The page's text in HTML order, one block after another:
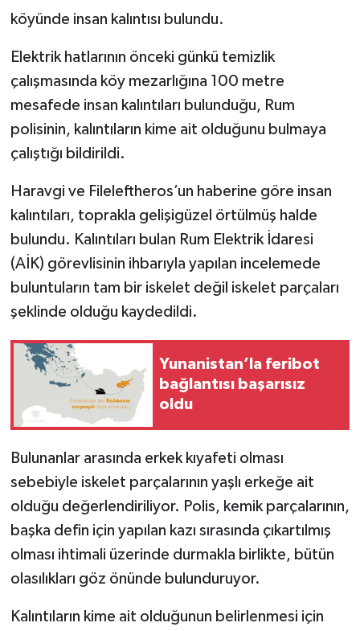
köyünde insan kalıntısı bulundu.
Elektrik hatlarının önceki günkü temizlik
çalışmasında köy mezarlığına 100 metre
mesafede insan kalıntıları bulunduğu, Rum
polisinin, kalıntıların kime ait olduğunu bulmaya
çalıştığı bildirildi.
Haravgi ve Fileleftheros’un haberine göre insan
kalıntıları, toprakla gelişigüzel örtülmüş halde
bulundu. Kalıntıları bulan Rum Elektrik İdaresi
(AİK) görevlisinin ihbarıyla yapılan incelemede
buluntuların tam bir iskelet değil iskelet parçaları
şeklinde olduğu kaydedildi.
Yunanistan’la feribot
bağlantısı başarısız
oldu
Bulunanlar arasında erkek kıyafeti olması
sebebiyle iskelet parçalarının yaşlı erkeğe ait
olduğu değerlendiriliyor. Polis, kemik parçalarının,
başka defin için yapılan kazı sırasında çıkartılmış
olması ihtimali üzerinde durmakla birlikte, bütün
olasılıkları göz önünde bulunduruyor.
Kalıntıların kime ait olduğunun belirlenmesi için